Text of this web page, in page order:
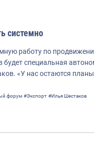
системно
работу по
специальная
«У нас остаются
форум #Экспорт #Илья Шестаков